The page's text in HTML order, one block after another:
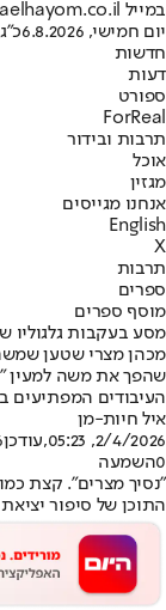
במייל hayom@israelhayom.co.il.
יום חמישי, 6.8.2026
חדשות
דעות
ספורט
ForReal
תרבות ובידור
אוכל
מגזין
אנחנו מגייסים
English
X
תרבות
ספרים
מוסף ספרים
מסע בעקבות גלגוליו
מכהן מצרי שטען
שהפך את משה למעין
העיבודים המפתיעים
איל חיות-מן
2/4/2026, 05:23
,עודכן
0השמעה
"נסיך מצרים". קצת כמו
התוכן של סיפור